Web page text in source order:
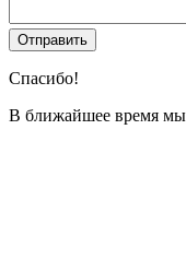
Спасибо!
В ближайшее время